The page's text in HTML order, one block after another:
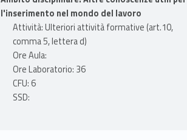
l'inserimento nel mondo del lavoro
Attività: Ulteriori attività formative (art.10,
comma 5, lettera d)
Ore Aula:
Ore Laboratorio: 36
CFU: 6
SSD: